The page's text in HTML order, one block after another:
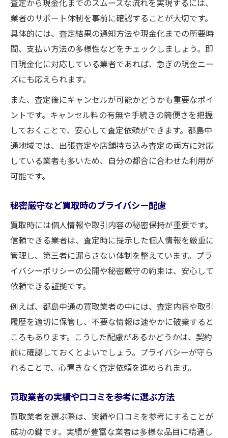
査定から現金化までのスムーズな流れを実現するには、
業者のサポート体制を事前に確認することが大切です。
具体的には、査定結果の通知方法や現金化までの所要時
間、支払い方法の多様性などをチェックしましょう。即
日現金化に対応している業者であれば、急ぎの現金ニー
ズにも応えられます。
また、査定後にキャンセルが可能かどうかも重要なポイ
ントです。キャンセル料の有無や手続きの簡便さを把握
しておくことで、安心して査定依頼ができます。都島中
通地域では、出張査定や店舗持ち込み査定の両方に対応
している業者も多いため、自分の都合に合わせた利用が
可能です。
秘密厳守など買取時のプライバシー配慮
買取時には個人情報や取引内容の秘密保持が重要です。
信頼できる業者は、査定時に提示した個人情報を厳重に
管理し、第三者に漏らさない体制を整えています。プラ
イバシーポリシーの公開や秘密厳守の約束は、安心して
依頼できる証拠です。
例えば、都島中通の買取業者の中には、査定内容や取引
履歴を適切に保管し、不要な情報は速やかに破棄すると
ころもあります。こうした配慮があるかどうかは、契約
前に確認しておくとよいでしょう。プライバシーが守ら
れることで、心置きなく査定依頼を進められます。
買取業者の実績や口コミを参考に選ぶ方法
買取業者を選ぶ際は、実績や口コミを参考にすることが
成功の鍵です。実績が豊富な業者は多様な品目に精通し